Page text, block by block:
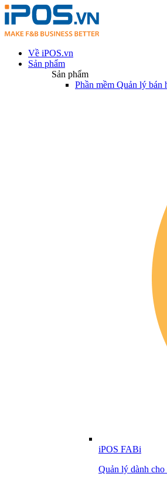
Về iPOS.vn
Sản phẩm
Sản phẩm
Phần mềm Quản lý bán
iPOS FABi
Quản lý dành